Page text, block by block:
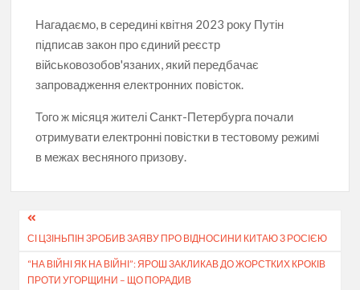
Нагадаємо, в середині квітня 2023 року Путін
підписав закон про єдиний реєстр
військовозобов'язаних, який передбачає
запровадження електронних повісток.
Того ж місяця жителі Санкт-Петербурга почали
отримувати електронні повістки в тестовому режимі
в межах весняного призову.
Навігація
записів
СІ ЦЗІНЬПІН ЗРОБИВ ЗАЯВУ ПРО ВІДНОСИНИ КИТАЮ З РОСІЄЮ
“НА ВІЙНІ ЯК НА ВІЙНІ”: ЯРОШ ЗАКЛИКАВ ДО ЖОРСТКИХ КРОКІВ
ПРОТИ УГОРЩИНИ – ЩО ПОРАДИВ